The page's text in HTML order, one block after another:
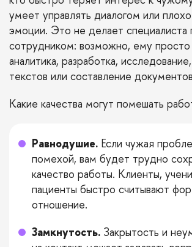
умеет управлять диалогом или
эмоции. Это не делает специалиста
сотрудником: возможно, ему
аналитика, разработка,
текстов или составление
Какие качества могут помешать
Равнодушие. Если чужая
помехой, вам будет трудно
качество работы. Клиенты,
пациенты быстро считывают
отношение.
Замкнутость. Закрытость и